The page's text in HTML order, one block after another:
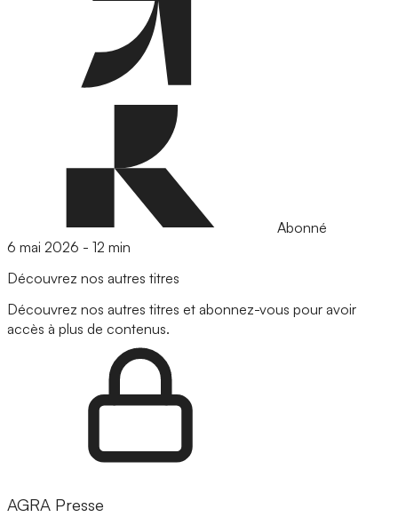
Abonné
6 mai 2026 - 12 min
Découvrez nos autres titres
Découvrez nos autres titres et abonnez-vous pour avoir
accès à plus de contenus.
AGRA Presse